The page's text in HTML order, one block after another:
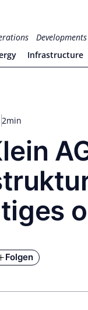
Developments
Infrastructure
2min
Folgen